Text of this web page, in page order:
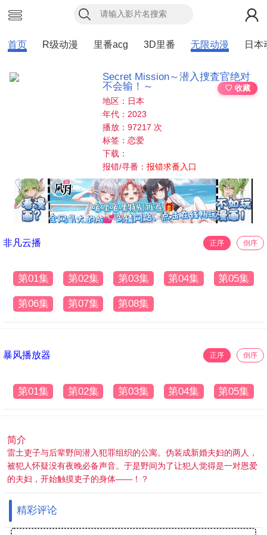
首页 R级动漫 里番acg 3D里番 无限动漫 日本
Secret Mission～潜入捜査官绝对
不会输！～
♡ 收藏
地区：日本
年代：2023
播放：97217 次
标签：恋爱
下载：
报错/寻番：报错求番入口
非凡云播 正序 倒序
第01集 第02集 第03集 第04集 第05集
第06集 第07集 第08集
暴风播放器 正序 倒序
第01集 第02集 第03集 第04集 第05集
简介
雷土吏子与后辈野间潜入犯罪组织的公寓。伪装成新婚夫妇的两人，
被犯人怀疑没有夜晚必备声音。于是野间为了让犯人觉得是一对恩爱
的夫妇，开始触摸吏子的身体——！？
精彩评论